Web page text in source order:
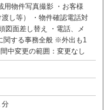
用物件写真撮影 ・お客様
し等） ・物件確認電話対
図面差し替え ・電話、メ
関する事務全般 ※外出も1
中変更の範囲：変更なし
分